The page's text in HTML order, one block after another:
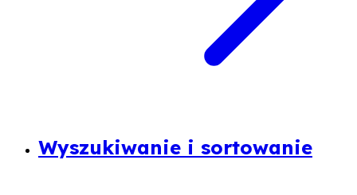
Wyszukiwanie i sortowanie